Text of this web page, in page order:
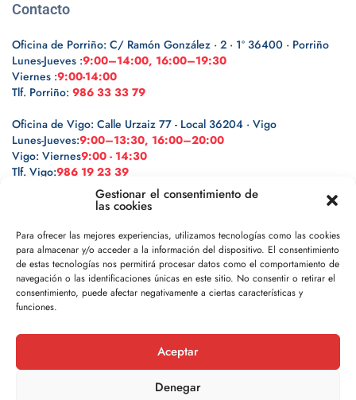
Gestionar el consentimiento de
las cookies
Para ofrecer las mejores experiencias, utilizamos tecnologías como las cookies
para almacenar y/o acceder a la información del dispositivo. El consentimiento
de estas tecnologías nos permitirá procesar datos como el comportamiento de
navegación o las identificaciones únicas en este sitio. No consentir o retirar el
consentimiento, puede afectar negativamente a ciertas características y
funciones.
Aceptar
Denegar
Contacto
Oficina de Porriño: C/ Ramón González · 2 · 1º 36400 · Porriño
Lunes-Jueves :9:00–14:00, 16:00–19:30
Viernes :9:00-14:00
Tlf. Porriño: 986 33 33 79
Oficina de Vigo: Calle Urzaiz 77 - Local 36204 · Vigo
Lunes-Jueves:9:00–13:30, 16:00–20:00
Vigo: Viernes9:00 - 14:30
Tlf. Vigo:986 19 23 39
Legal
Política de privacidad